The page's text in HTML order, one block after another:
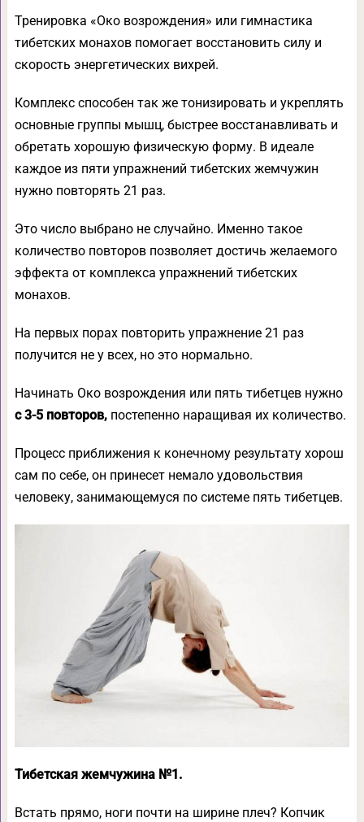
Тренировка «Око возрождения» или гимнастика
тибетских монахов помогает восстановить силу и
скорость энергетических вихрей.
Комплекс способен так же тонизировать и укреплять
основные группы мышц, быстрее восстанавливать и
обретать хорошую физическую форму. В идеале
каждое из пяти упражнений тибетских жемчужин
нужно повторять 21 раз.
Это число выбрано не случайно. Именно такое
количество повторов позволяет достичь желаемого
эффекта от комплекса упражнений тибетских
монахов.
На первых порах повторить упражнение 21 раз
получится не у всех, но это нормально.
Начинать Око возрождения или пять тибетцев нужно
с 3-5 повторов, постепенно наращивая их количество.
Процесс приближения к конечному результату хорош
сам по себе, он принесет немало удовольствия
человеку, занимающемуся по системе пять тибетцев.
Тибетская жемчужина №1.
Встать прямо, ноги почти на ширине плеч? Копчик